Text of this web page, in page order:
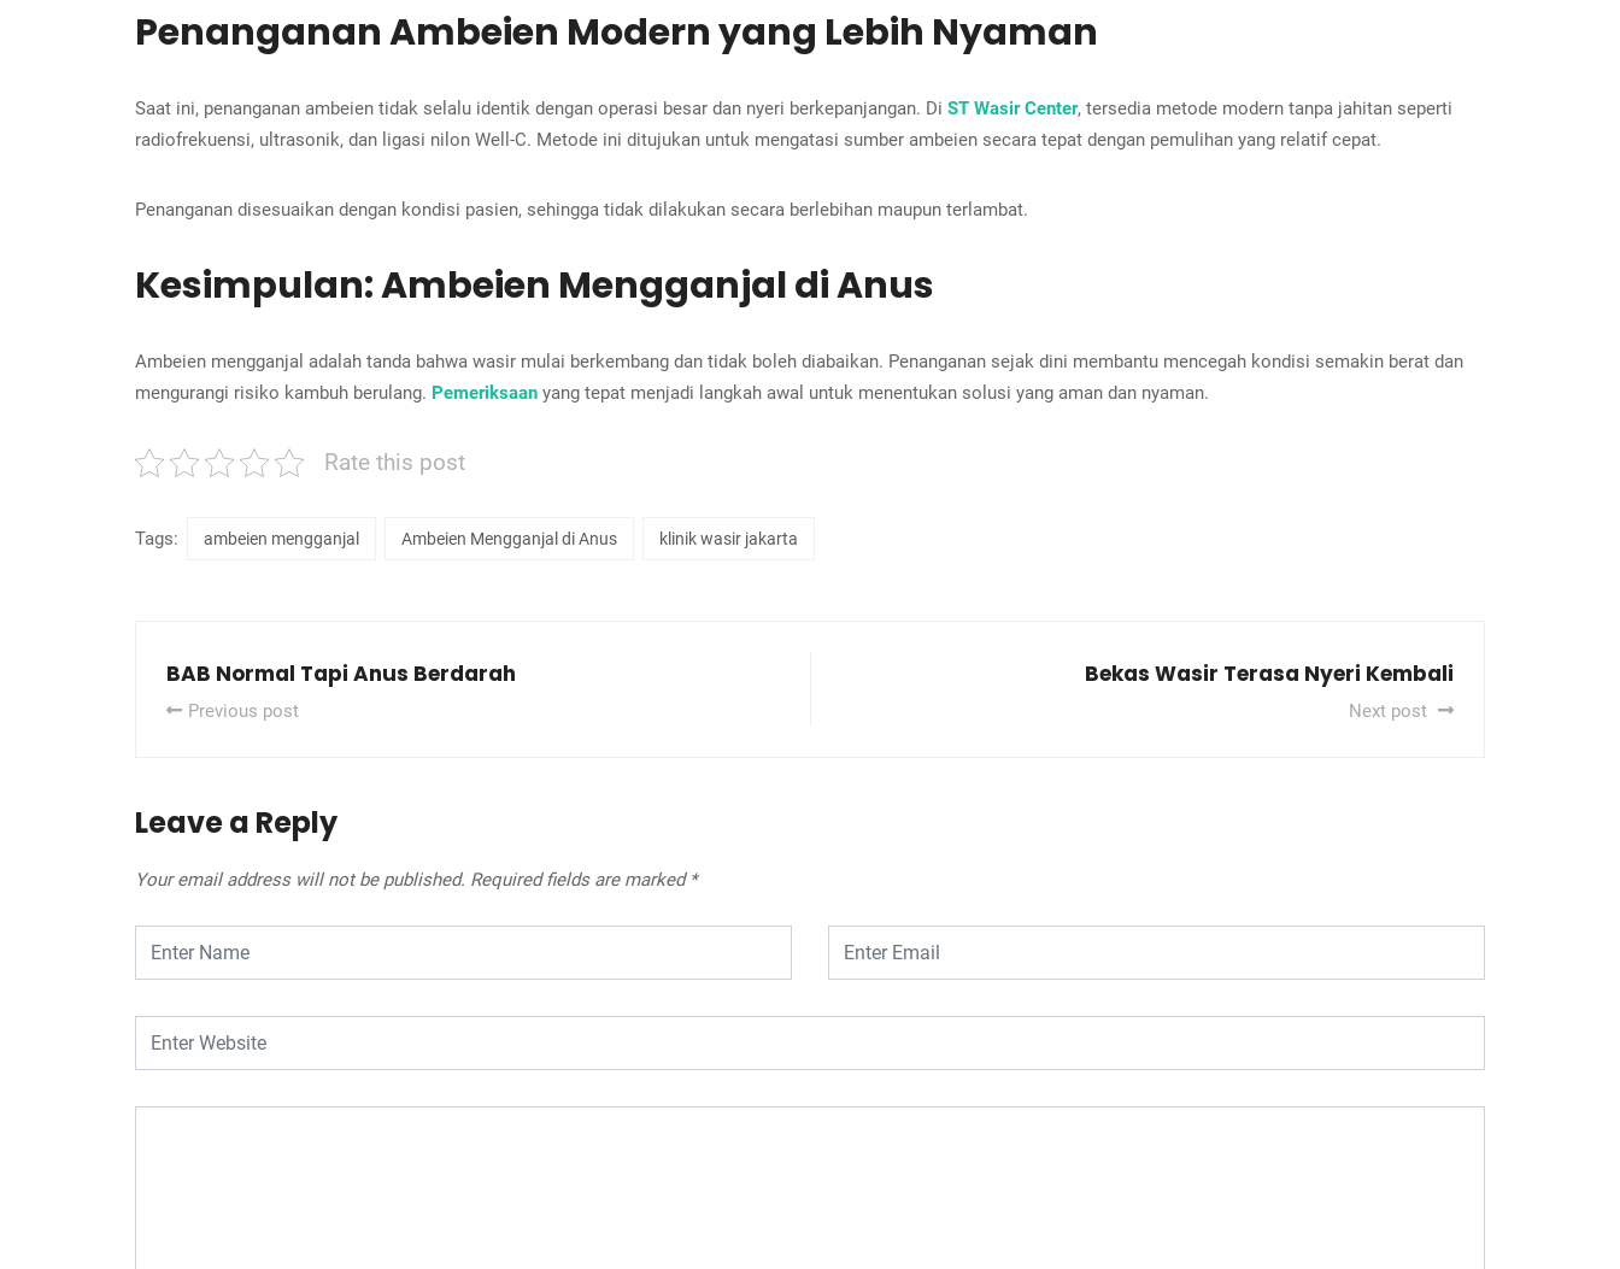
Penanganan Ambeien Modern yang Lebih Nyaman
Saat ini, penanganan ambeien tidak selalu identik dengan operasi besar dan nyeri berkepanjangan. Di ST Wasir Center, tersedia metode modern tanpa jahitan seperti
radiofrekuensi, ultrasonik, dan ligasi nilon Well-C. Metode ini ditujukan untuk mengatasi sumber ambeien secara tepat dengan pemulihan yang relatif cepat.
Penanganan disesuaikan dengan kondisi pasien, sehingga tidak dilakukan secara berlebihan maupun terlambat.
Kesimpulan: Ambeien Mengganjal di Anus
Ambeien mengganjal adalah tanda bahwa wasir mulai berkembang dan tidak boleh diabaikan. Penanganan sejak dini membantu mencegah kondisi semakin berat dan
mengurangi risiko kambuh berulang. Pemeriksaan yang tepat menjadi langkah awal untuk menentukan solusi yang aman dan nyaman.
Rate this post
Tags: ambeien mengganjal Ambeien Mengganjal di Anus klinik wasir jakarta
BAB Normal Tapi Anus Berdarah
Previous post
Bekas Wasir Terasa Nyeri Kembali
Next post
Leave a Reply
Your email address will not be published. Required fields are marked *